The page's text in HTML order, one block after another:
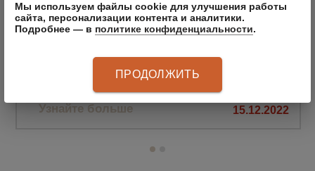
ДЕД МОРОЗ ОДОБРЯЕТ: ВЫГОДНЫЕ
СКИДКИ ДО КОНЦА ГОДА
Мебель изготавливается на собственном
производстве CLÄDER в Санкт-Петербурге
Узнайте больше 15.12.2022
Мы используем файлы cookie для улучшения работы
сайта, персонализации контента и аналитики.
Подробнее — в политике конфиденциальности.
ПРОДОЛЖИТЬ